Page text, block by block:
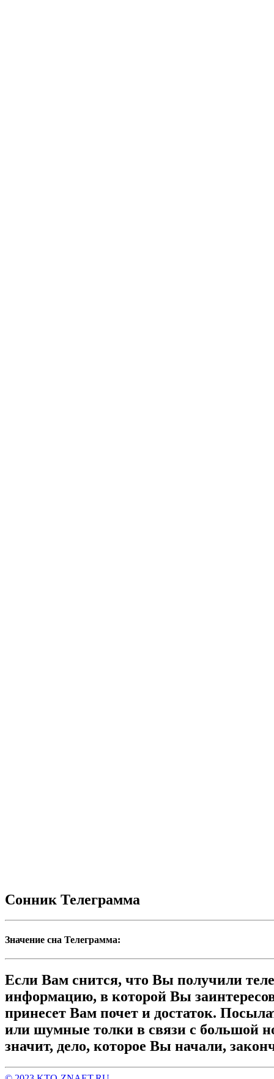
Сонник Телеграмма
Значение сна Телеграмма:
Если Вам снится, что Вы получили
информацию, в которой Вы
принесет Вам почет и достаток.
или шумные толки в связи с большой
значит, дело, которое Вы начали,